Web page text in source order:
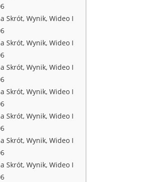
Skrót, Wynik, Wideo I
Skrót, Wynik, Wideo I
Skrót, Wynik, Wideo I
Skrót, Wynik, Wideo I
Skrót, Wynik, Wideo I
Skrót, Wynik, Wideo I
Skrót, Wynik, Wideo I